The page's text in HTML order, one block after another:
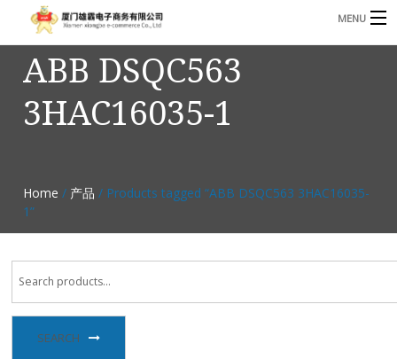
MENU
3221366881@qq.com Phone: +86 17750010683
首页
资讯
联系我们
ABB DSQC563
3HAC16035-1
Home / 产品 / Products tagged “ABB DSQC563 3HAC16035-
1”
SEARCH